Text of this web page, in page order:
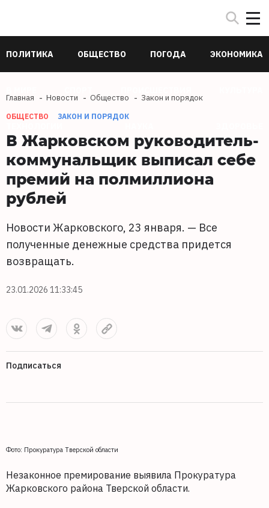
ПОЛИТИКА ОБЩЕСТВО ПОГОДА ЭКОНОМИКА
Главная Новости Общество Закон и порядок
ОБЩЕСТВО ЗАКОН И ПОРЯДОК
В Жарковском руководитель-
коммунальщик выписал себе
премий на полмиллиона
рублей
Новости Жарковского, 23 января. — Все
полученные денежные средства придется
возвращать.
23.01.2026 11:33:45
Подписаться
Фото: Прокуратура Тверской области
Незаконное премирование выявила Прокуратура
Жарковского района Тверской области.